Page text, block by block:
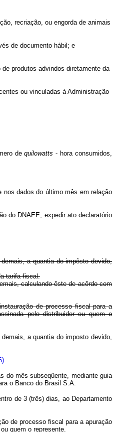
recriação, ou engorda de animais
de documento hábil; e
produtos advindos diretamente da
ou vinculadas à Administração
dequilowatts - hora consumidos,
dados do último mês em relação
do DNAEE, expedir ato declaratório
a quantia do impôsto devido,
tarifa fiscal.
calculando êste de acôrdo com
de processo fiscal para a
pelo distribuidor ou quem o
a quantia do imposto devido,
do mês subseqüente, mediante guia
o Banco do Brasil S.A.
de 3 (três) dias, ao Departamento
de processo fiscal para a apuração
quem o represente.